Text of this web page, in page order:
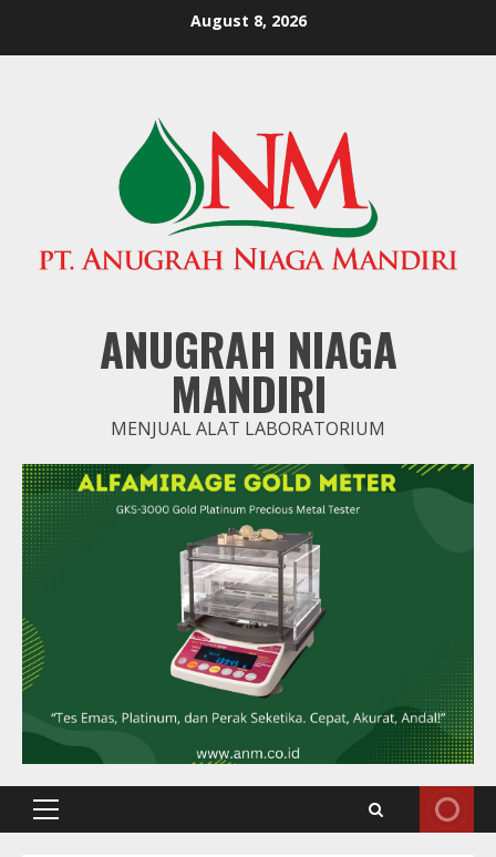
August 8, 2026
ANUGRAH NIAGA
MANDIRI
MENJUAL ALAT LABORATORIUM
Primary